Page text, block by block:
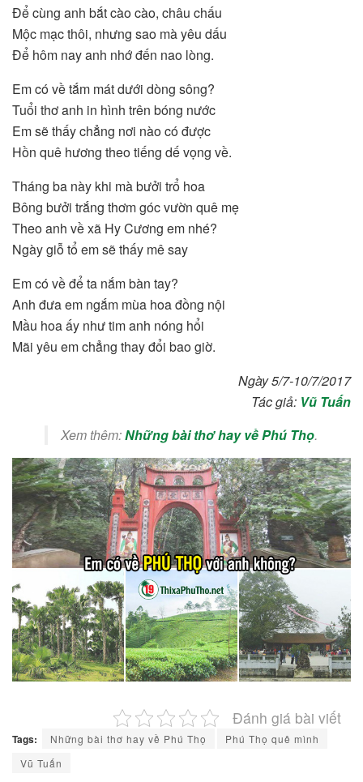
Để cùng anh bắt cào cào, châu chấu
Mộc mạc thôi, nhưng sao mà yêu dấu
Để hôm nay anh nhớ đến nao lòng.
Em có về tắm mát dưới dòng sông?
Tuổi thơ anh in hình trên bóng nước
Em sẽ thấy chẳng nơi nào có được
Hồn quê hương theo tiếng dế vọng về.
Tháng ba này khi mà bưởi trổ hoa
Bông bưởi trắng thơm góc vườn quê mẹ
Theo anh về xã Hy Cương em nhé?
Ngày giỗ tổ em sẽ thấy mê say
Em có về để ta nắm bàn tay?
Anh đưa em ngắm mùa hoa đồng nội
Mầu hoa ấy như tim anh nóng hổi
Mãi yêu em chẳng thay đổi bao giờ.
Ngày 5/7-10/7/2017
Tác giả: Vũ Tuấn
Xem thêm:Những bài thơ hay về Phú Thọ.
Đánh giá bài viết
Tags: Những bài thơ hay về Phú Thọ
Phú Thọ quê mình
Vũ Tuấn